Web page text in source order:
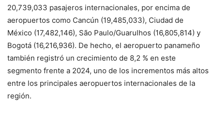
20,739,033 pasajeros internacionales, por encima de
aeropuertos como Cancún (19,485,033), Ciudad de
México (17,482,146), São Paulo/Guarulhos (16,805,814) y
Bogotá (16,216,936). De hecho, el aeropuerto panameño
también registró un crecimiento de 8,2 % en este
segmento frente a 2024, uno de los incrementos más altos
entre los principales aeropuertos internacionales de la
región.